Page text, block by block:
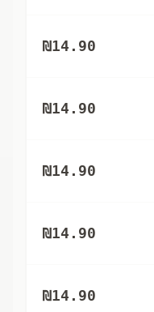
₪14.90
₪14.90
₪14.90
₪14.90
₪14.90